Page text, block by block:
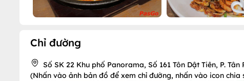
Chỉ đường
Số SK 22 Khu phố Panorama, Số 161 Tôn Dật Tiên, P. Tân
(Nhấn vào ảnh bản đồ để xem chỉ đường, nhấn vào icon